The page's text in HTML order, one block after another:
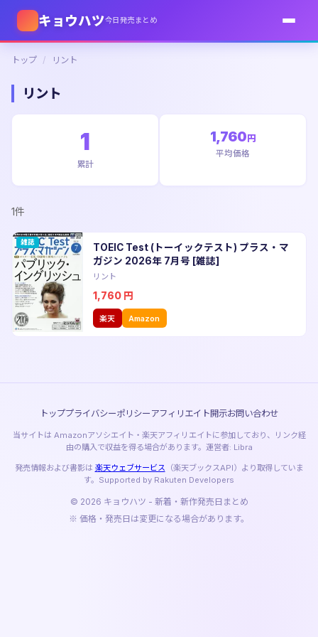
キョウハツ今日発売まとめ
トップ / リント
リント
1
累計
1,760 円
平均価格
1件
雑誌
TOEIC Test (トーイックテスト) プラス・マ
ガジン 2026年 7月号 [雑誌]
リント
1,760 円
楽天 Amazon
トッププライバシーポリシー アフィリエイト開示お問い合わせ
当サイトは Amazonアソシエイト・楽天アフィリエイトに参加しており、リンク経
由の購入で収益を得る場合があります。運営者: Libra
発売情報および書影は 楽天ウェブサービス （楽天ブックスAPI）より取得していま
す。Supported by Rakuten Developers
© 2026 キョウハツ - 新着・新作発売日まとめ
※ 価格・発売日は変更になる場合があります。